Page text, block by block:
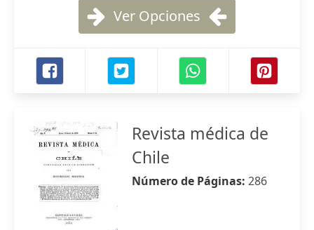
Ver Opciones
Revista médica de
Chile
Número de Páginas: 286